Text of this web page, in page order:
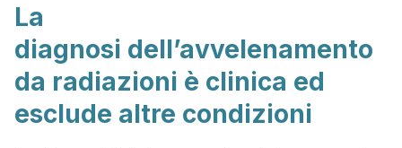
La
diagnosi dell’avvelenamento
da radiazioni è clinica ed
esclude altre condizioni